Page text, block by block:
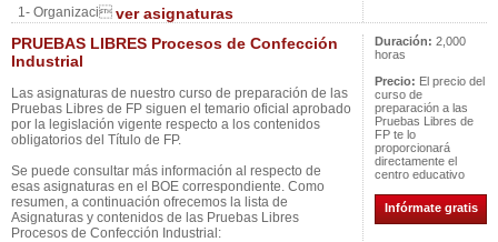
1- Organizaci ver asignaturas
PRUEBAS LIBRES Procesos de Confección
Industrial
Las asignaturas de nuestro curso de preparación de las
Pruebas Libres de FP siguen el temario oficial aprobado
por la legislación vigente respecto a los contenidos
obligatorios del Título de FP.
Se puede consultar más información al respecto de
esas asignaturas en el BOE correspondiente. Como
resumen, a continuación ofrecemos la lista de
Asignaturas y contenidos de las Pruebas Libres
Procesos de Confección Industrial:
Duración: 2,000
horas
Precio: El precio del
curso de
preparación a las
Pruebas Libres de
FP te lo
proporcionará
directamente el
centro educativo
Infórmate gratis